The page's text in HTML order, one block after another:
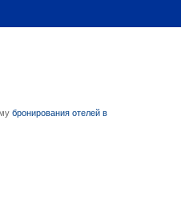
бронирования отелей в